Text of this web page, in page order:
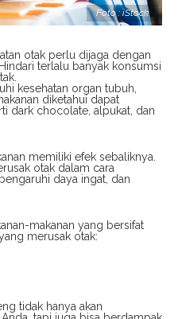
Foto : iStock
otak perlu dijaga dengan
terlalu banyak konsumsi
kesehatan organ tubuh,
diketahui dapat
dark chocolate, alpukat, dan
memiliki efek sebaliknya.
otak dalam cara
daya ingat, dan
makanan yang bersifat
merusak otak:
tidak hanya akan